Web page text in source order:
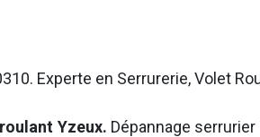
Experte en Serrurerie, Volet
Yzeux. Dépannage